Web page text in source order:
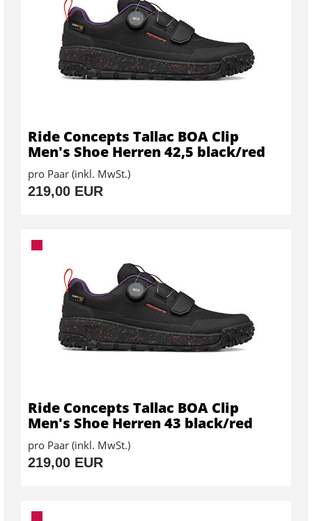
Ride Concepts Tallac BOA Clip
Men's Shoe Herren 42,5 black/red
pro Paar (inkl. MwSt.)
219,00 EUR
Ride Concepts Tallac BOA Clip
Men's Shoe Herren 43 black/red
pro Paar (inkl. MwSt.)
219,00 EUR